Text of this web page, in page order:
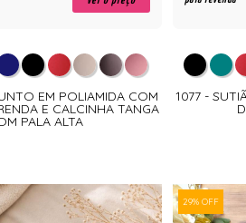
EM POLIAMIDA COM
E CALCINHA TANGA
PALA ALTA
1077 -
29% OFF